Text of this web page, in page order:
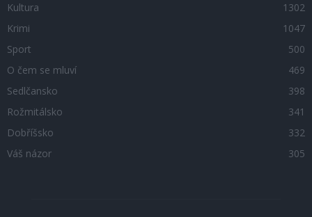
Kultura
1302
Krimi
1047
Sport
500
O čem se mluví
469
Sedlčansko
398
Rožmitálsko
341
Dobříšsko
332
Váš názor
305